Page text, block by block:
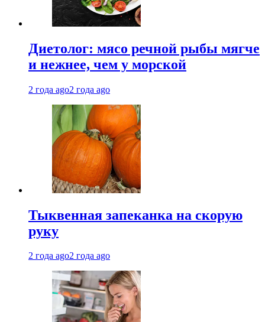
Диетолог: мясо речной рыбы мягче
и нежнее, чем у морской
2 года ago2 года ago
Тыквенная запеканка на скорую
руку
2 года ago2 года ago